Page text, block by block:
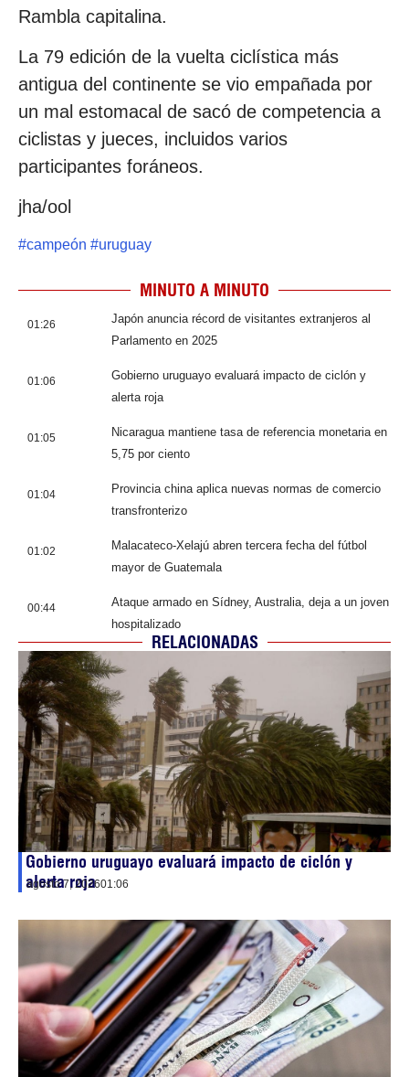
Rambla capitalina.
La 79 edición de la vuelta ciclística más
antigua del continente se vio empañada por
un mal estomacal de sacó de competencia a
ciclistas y jueces, incluidos varios
participantes foráneos.
jha/ool
#campeón #uruguay
MINUTO A MINUTO
01:26
Japón anuncia récord de visitantes extranjeros al
Parlamento en 2025
01:06
Gobierno uruguayo evaluará impacto de ciclón y
alerta roja
01:05
Nicaragua mantiene tasa de referencia monetaria en
5,75 por ciento
01:04
Provincia china aplica nuevas normas de comercio
transfronterizo
01:02
Malacateco-Xelajú abren tercera fecha del fútbol
mayor de Guatemala
00:44
Ataque armado en Sídney, Australia, deja a un joven
hospitalizado
RELACIONADAS
Gobierno uruguayo evaluará impacto de ciclón y
alerta roja
agosto 7, 202601:06